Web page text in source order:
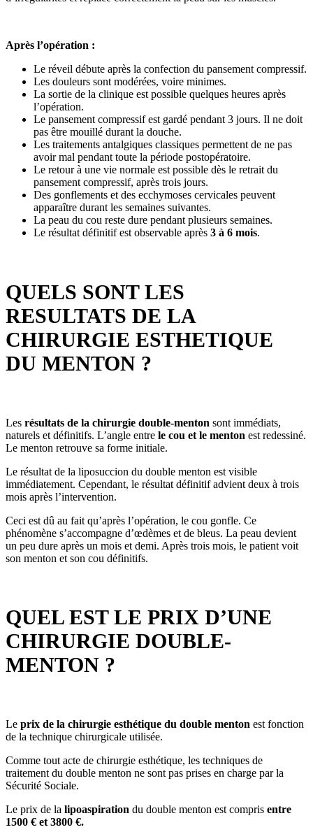
Après l’opération :
Le réveil débute après la confection du pansement compressif.
Les douleurs sont modérées, voire minimes.
La sortie de la clinique est possible quelques heures après
l’opération.
Le pansement compressif est gardé pendant 3 jours. Il ne doit
pas être mouillé durant la douche.
Les traitements antalgiques classiques permettent de ne pas
avoir mal pendant toute la période postopératoire.
Le retour à une vie normale est possible dès le retrait du
pansement compressif, après trois jours.
Des gonflements et des ecchymoses cervicales peuvent
apparaître durant les semaines suivantes.
La peau du cou reste dure pendant plusieurs semaines.
Le résultat définitif est observable après 3 à 6 mois.
QUELS SONT LES
RESULTATS DE LA
CHIRURGIE ESTHETIQUE
DU MENTON ?
Les résultats de la chirurgie double-menton sont immédiats,
naturels et définitifs. L’angle entre le cou et le menton est redessiné.
Le menton retrouve sa forme initiale.
Le résultat de la liposuccion du double menton est visible
immédiatement. Cependant, le résultat définitif advient deux à trois
mois après l’intervention.
Ceci est dû au fait qu’après l’opération, le cou gonfle. Ce
phénomène s’accompagne d’œdèmes et de bleus. La peau devient
un peu dure après un mois et demi. Après trois mois, le patient voit
son menton et son cou définitifs.
QUEL EST LE PRIX D’UNE
CHIRURGIE DOUBLE-
MENTON ?
Le prix de la chirurgie esthétique du double menton est fonction
de la technique chirurgicale utilisée.
Comme tout acte de chirurgie esthétique, les techniques de
traitement du double menton ne sont pas prises en charge par la
Sécurité Sociale.
Le prix de la lipoaspiration du double menton est compris entre
1500 € et 3800 €.